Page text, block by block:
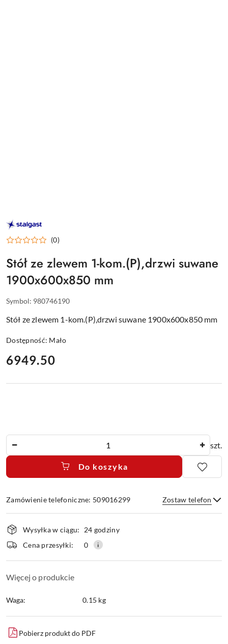
STALGAST
–
WYPOSAŻENIE
DLA
(0)
Stół ze zlewem 1-kom.(P),drzwi suwane
1900x600x850 mm
Symbol: 980746190
Stół ze zlewem 1-kom.(P),drzwi suwane 1900x600x850 mm
Dostępność: Mało
cena:
6949.50
szt.
Do koszyka
Zamówienie telefoniczne: 509016299 Zostaw telefon
Wyślij
Dostępność
i
dostawa
Wysyłka w ciągu:
24 godziny
Cena przesyłki:
0
Więcej o produkcie
Waga: 0.15 kg
Pobierz produkt do PDF